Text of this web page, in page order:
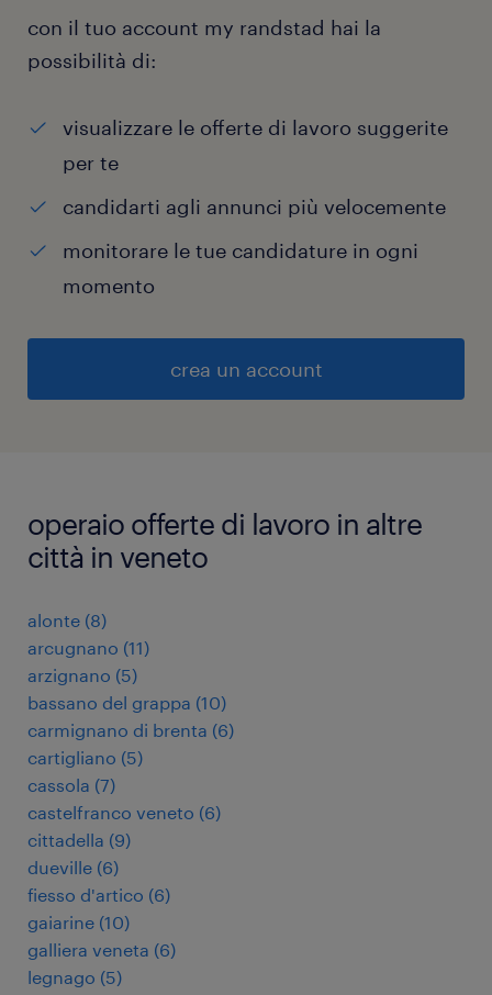
con il tuo account my randstad hai la
possibilità di:
visualizzare le offerte di lavoro suggerite
per te
candidarti agli annunci più velocemente
monitorare le tue candidature in ogni
momento
crea un account
operaio offerte di lavoro in altre
città in veneto
alonte (8)
arcugnano (11)
arzignano (5)
bassano del grappa (10)
carmignano di brenta (6)
cartigliano (5)
cassola (7)
castelfranco veneto (6)
cittadella (9)
dueville (6)
fiesso d'artico (6)
gaiarine (10)
galliera veneta (6)
legnago (5)